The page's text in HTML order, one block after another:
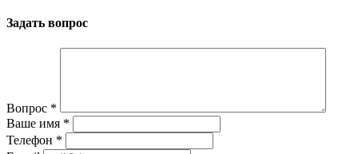
Задать вопрос
Вопрос *
Ваше имя *
Телефон *